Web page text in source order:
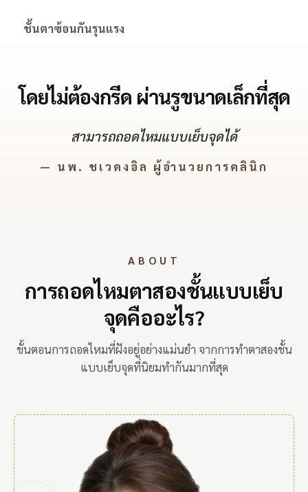
ชั้นตาซ้อนกันรุนแรง
โดยไม่ต้องกรีด ผ่านรูขนาดเล็กที่สุด
สามารถถอดไหมแบบเย็บจุดได้
— นพ. ชเวดงอิล ผู้อำนวยการคลินิก
ABOUT
การถอดไหมตาสองชั้นแบบเย็บ
จุดคืออะไร?
ขั้นตอนการถอดไหมที่ฝังอยู่อย่างแม่นยำ จากการทำตาสองชั้น
แบบเย็บจุดที่นิยมทำกันมากที่สุด